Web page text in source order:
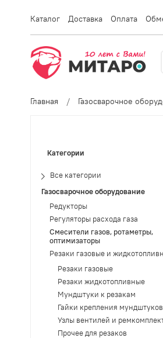
Каталог Доставка Оплата
Главная Газосварочное
Категории
Все категории
Газосварочное оборудование
Редукторы
Регуляторы расхода газа
Смесители газов, ротаметры,
оптимизаторы
Резаки газовые и
Резаки газовые
Резаки жидкотопливные
Мундштуки к резакам
Гайки крепления мундштуков
Узлы вентилей и
Прочее для резаков